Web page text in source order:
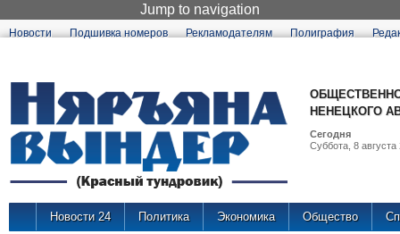
Jump to navigation
Новости Подшивка номеров Рекламодателям Полиграфия
НЕНЕЦКОГО
Сегодня
Суббота, 8 августа
Новости 24 Политика Экономика Общество